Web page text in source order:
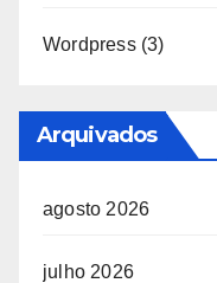
Wordpress(3)
Arquivados
agosto 2026
julho 2026